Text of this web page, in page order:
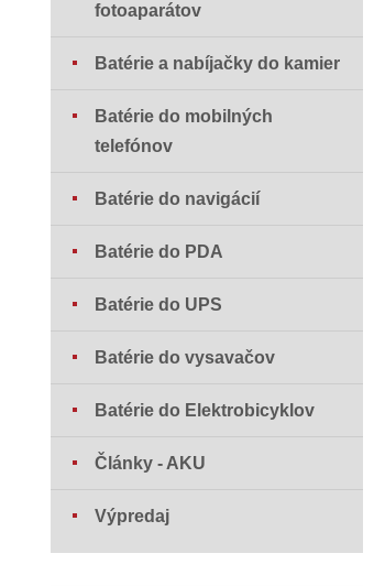
fotoaparátov
Batérie a nabíjačky do kamier
Batérie do mobilných
telefónov
Batérie do navigácií
Batérie do PDA
Batérie do UPS
Batérie do vysavačov
Batérie do Elektrobicyklov
Články - AKU
Výpredaj